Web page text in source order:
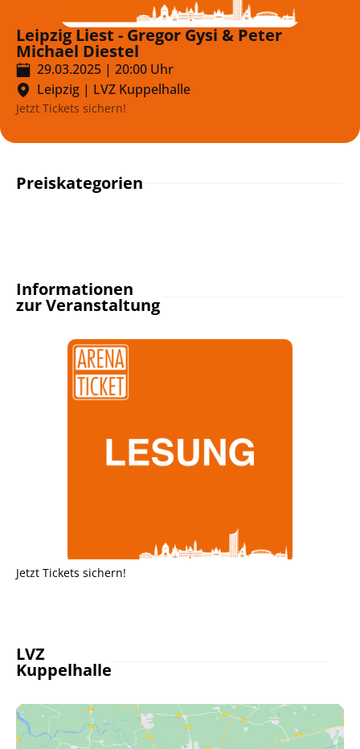
Leipzig Liest - Gregor Gysi & Peter
Michael Diestel
29.03.2025 | 20:00 Uhr
Leipzig | LVZ Kuppelhalle
Jetzt Tickets sichern!
Preiskategorien
Informationen
zur Veranstaltung
Jetzt Tickets sichern!
LVZ
Kuppelhalle